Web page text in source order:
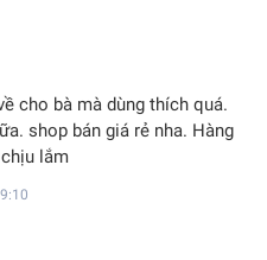
cho bà mà dùng thích quá.
shop bán giá rẻ nha. Hàng
lắm